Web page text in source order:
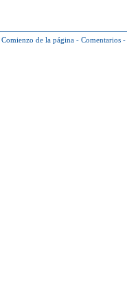
Comienzo de la página - Comentarios -